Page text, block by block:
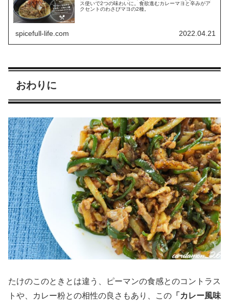
ス使いで2つの味わいに。食欲進むカレーマヨと辛みがア
クセントのわさびマヨの2種。
spicefull-life.com 2022.04.21
おわりに
たけのこのときとは違う、ピーマンの食感とのコントラス
トや、カレー粉との相性の良さもあり、この 「カレー風味